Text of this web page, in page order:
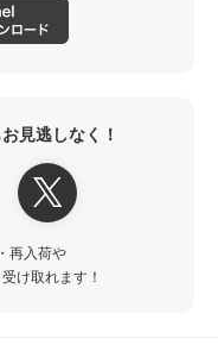
見逃しなく！
再入荷や
け取れます！